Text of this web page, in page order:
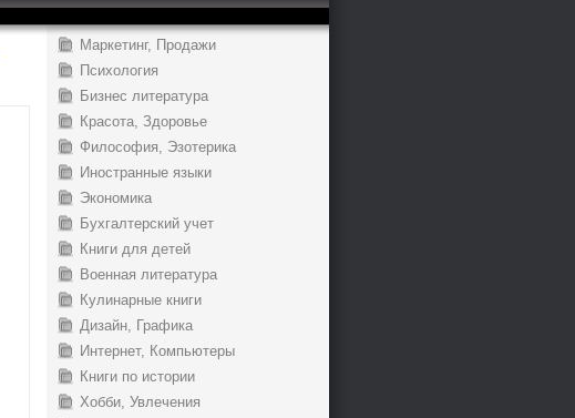
Маркетинг, Продажи
Психология
Бизнес литература
Красота, Здоровье
Философия, Эзотерика
Иностранные языки
Экономика
Бухгалтерский учет
Книги для детей
Военная литература
Кулинарные книги
Дизайн, Графика
Интернет, Компьютеры
Книги по истории
Хобби, Увлечения